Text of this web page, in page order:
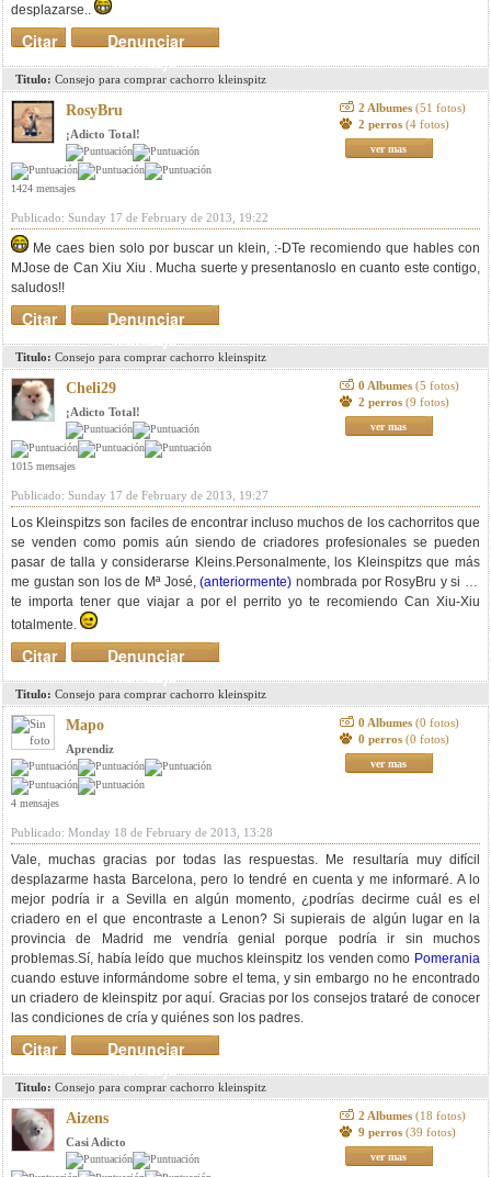
desplazarse..
Denunciar
mensaje
Citar
Titulo: Consejo para comprar cachorro kleinspitz
RosyBru
¡Adicto Total!
1424 mensajes
2 Albumes (51 fotos)
2 perros (4 fotos)
ver mas
Publicado: Sunday 17 de February de 2013, 19:22
Me caes bien solo por buscar un klein, :-DTe recomiendo que hables con
MJose de Can Xiu Xiu . Mucha suerte y presentanoslo en cuanto este contigo,
saludos!!
Denunciar
mensaje
Citar
Titulo: Consejo para comprar cachorro kleinspitz
Cheli29
¡Adicto Total!
1015 mensajes
0 Albumes (5 fotos)
2 perros (9 fotos)
ver mas
Publicado: Sunday 17 de February de 2013, 19:27
Los Kleinspitzs son faciles de encontrar incluso muchos de los cachorritos que
se venden como pomis aún siendo de criadores profesionales se pueden
pasar de talla y considerarse Kleins.Personalmente, los Kleinspitzs que más
me gustan son los de Mª José,(anteriormente) nombrada por RosyBru y si no
te importa tener que viajar a por el perrito yo te recomiendo Can Xiu-Xiu
totalmente.
Denunciar
mensaje
Citar
Titulo: Consejo para comprar cachorro kleinspitz
Mapo
Aprendiz
4 mensajes
0 Albumes (0 fotos)
0 perros (0 fotos)
ver mas
Publicado: Monday 18 de February de 2013, 13:28
Vale, muchas gracias por todas las respuestas. Me resultaría muy difícil
desplazarme hasta Barcelona, pero lo tendré en cuenta y me informaré. A lo
mejor podría ir a Sevilla en algún momento, ¿podrías decirme cuál es el
criadero en el que encontraste a Lenon? Si supierais de algún lugar en la
provincia de Madrid me vendría genial porque podría ir sin muchos
problemas.Sí, había leído que muchos kleinspitz los venden como Pomerania
cuando estuve informándome sobre el tema, y sin embargo no he encontrado
un criadero de kleinspitz por aquí. Gracias por los consejos trataré de conocer
las condiciones de cría y quiénes son los padres.
Denunciar
mensaje
Citar
Titulo: Consejo para comprar cachorro kleinspitz
Aizens
Casi Adicto
2 Albumes (18 fotos)
9 perros (39 fotos)
ver mas